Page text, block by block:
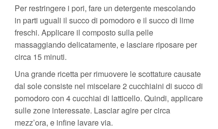
Per restringere i pori, fare un detergente mescolando
in parti uguali il succo di pomodoro e il succo di lime
freschi. Applicare il composto sulla pelle
massaggiando delicatamente, e lasciare riposare per
circa 15 minuti.
Una grande ricetta per rimuovere le scottature causate
dal sole consiste nel miscelare 2 cucchiaini di succo di
pomodoro con 4 cucchiai di latticello. Quindi, applicare
sulle zone interessate. Lasciar agire per circa
mezz’ora, e infine lavare via.